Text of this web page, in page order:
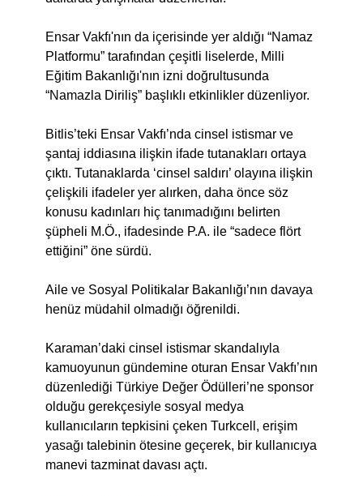
Ensar Vakfı'nın da içerisinde yer aldığı “Namaz
Platformu” tarafından çeşitli liselerde, Milli
Eğitim Bakanlığı'nın izni doğrultusunda
“Namazla Diriliş” başlıklı etkinlikler düzenliyor.
Bitlis’teki Ensar Vakfı’nda cinsel istismar ve
şantaj iddiasına ilişkin ifade tutanakları ortaya
çıktı. Tutanaklarda ‘cinsel saldırı’ olayına ilişkin
çelişkili ifadeler yer alırken, daha önce söz
konusu kadınları hiç tanımadığını belirten
şüpheli M.Ö., ifadesinde P.A. ile “sadece flört
ettiğini” öne sürdü.
Aile ve Sosyal Politikalar Bakanlığı’nın davaya
henüz müdahil olmadığı öğrenildi.
Karaman’daki cinsel istismar skandalıyla
kamuoyunun gündemine oturan Ensar Vakfı’nın
düzenlediği Türkiye Değer Ödülleri’ne sponsor
olduğu gerekçesiyle sosyal medya
kullanıcıların tepkisini çeken Turkcell, erişim
yasağı talebinin ötesine geçerek, bir kullanıcıya
manevi tazminat davası açtı.